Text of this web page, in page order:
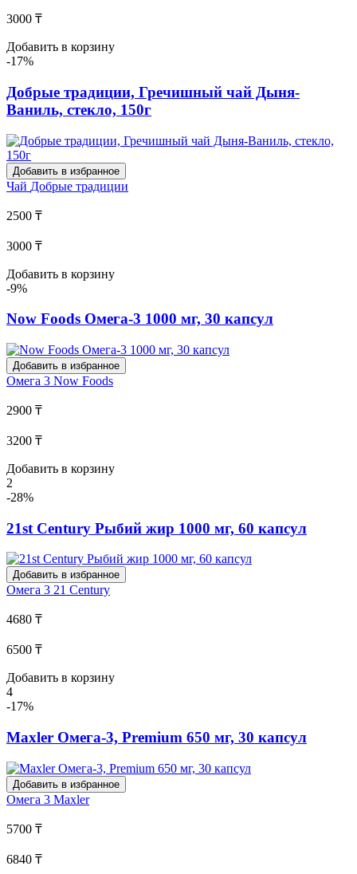
3000 ₸
Добавить в корзину
-17%
Добрые традиции, Гречишный чай Дыня-
Ваниль, стекло, 150г
Добавить в избранное
Чай Добрые традиции
2500 ₸
3000 ₸
Добавить в корзину
-9%
Now Foods Омега-3 1000 мг, 30 капсул
Добавить в избранное
Омега 3 Now Foods
2900 ₸
3200 ₸
Добавить в корзину
2
-28%
21st Century Рыбий жир 1000 мг, 60 капсул
Добавить в избранное
Омега 3 21 Century
4680 ₸
6500 ₸
Добавить в корзину
4
-17%
Maxler Омега-3, Premium 650 мг, 30 капсул
Добавить в избранное
Омега 3 Maxler
5700 ₸
6840 ₸